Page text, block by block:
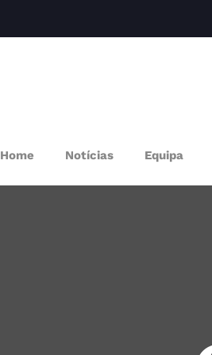
Home Notícias Equipa